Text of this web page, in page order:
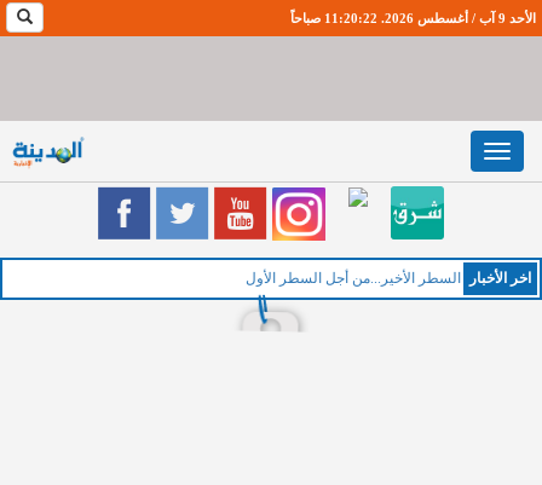
الأحد 9 آب / أغسطس 2026. 11:20:23 صباحاً
Toggle
navigation
اخر اﻷخبار